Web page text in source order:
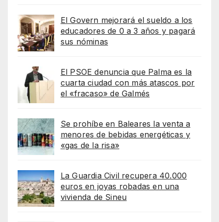
El Govern mejorará el sueldo a los
educadores de 0 a 3 años y pagará
sus nóminas
El PSOE denuncia que Palma es la
cuarta ciudad con más atascos por
el «fracaso» de Galmés
Se prohíbe en Baleares la venta a
menores de bebidas energéticas y
«gas de la risa»
La Guardia Civil recupera 40.000
euros en joyas robadas en una
vivienda de Sineu